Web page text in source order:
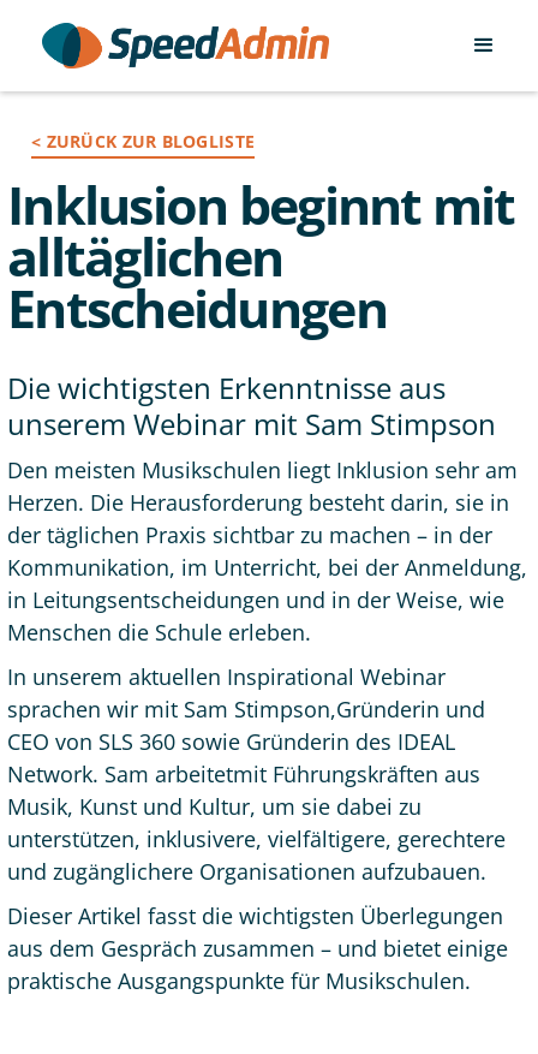
< ZURÜCK ZUR BLOGLISTE
Inklusion beginnt mit
alltäglichen
Entscheidungen
Die wichtigsten Erkenntnisse aus
unserem Webinar mit Sam Stimpson
Den meisten Musikschulen liegt Inklusion sehr am
Herzen. Die Herausforderung besteht darin, sie in
der täglichen Praxis sichtbar zu machen – in der
Kommunikation, im Unterricht, bei der Anmeldung,
in Leitungsentscheidungen und in der Weise, wie
Menschen die Schule erleben.
In unserem aktuellen Inspirational Webinar
sprachen wir mit Sam Stimpson,Gründerin und
CEO von SLS 360 sowie Gründerin des IDEAL
Network. Sam arbeitetmit Führungskräften aus
Musik, Kunst und Kultur, um sie dabei zu
unterstützen, inklusivere, vielfältigere, gerechtere
und zugänglichere Organisationen aufzubauen.
Dieser Artikel fasst die wichtigsten Überlegungen
aus dem Gespräch zusammen – und bietet einige
praktische Ausgangspunkte für Musikschulen.